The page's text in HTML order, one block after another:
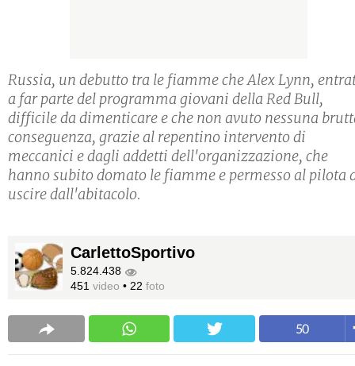
Russia, un debutto tra le fiamme che Alex Lynn,
a far parte del programma giovani della Red Bull,
difficile da dimenticare e che non avuto nessuna
conseguenza, grazie al repentino intervento di
meccanici e dagli addetti dell'organizzazione, che
hanno subito domato le fiamme e permesso al pilota
uscire dall'abitacolo.
CarlettoSportivo
5.824.438
451 video • 22 foto
50